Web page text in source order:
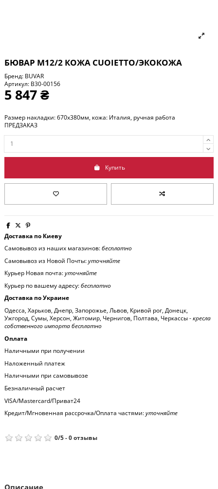
БЮВАР М12/2 КОЖА CUOIETTO/ЭКОКОЖА
Бренд: BUVAR
Артикул: B30-00156
5 847 ₴
Размер накладки: 670x380мм, кожа: Италия, ручная работа
ПРЕДЗАКАЗ
Купить
Доставка по Киеву
Самовывоз из наших магазинов:бесплатно
Самовывоз из Новой Почты:уточняйте
Курьер Новая почта:уточняйте
Курьер по вашему адресу:бесплатно
Доставка по Украине
Одесса, Харьков, Днепр, Запорожье, Львов, Кривой рог, Донецк,
Ужгород, Сумы, Херсон, Житомир, Чернигов, Полтава, Черкассы -кресла
собственного импорта бесплатно
Оплата
Наличными при получении
Наложенный платеж
Наличными при самовывозе
Безналичный расчет
VISA/Mastercard/Приват24
Кредит/Мгновенная рассрочка/Оплата частями:уточняйте
0/5-0отзывы